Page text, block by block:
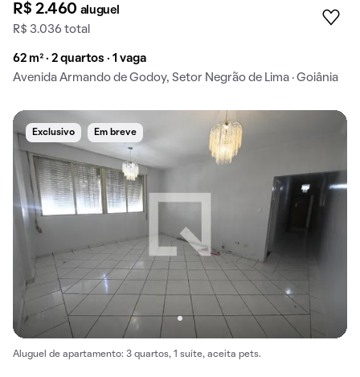
R$ 2.460 aluguel
R$ 3.036 total
62 m² · 2 quartos · 1 vaga
Avenida Armando de Godoy, Setor Negrão de Lima · Goiânia
Exclusivo Em breve
Aluguel de apartamento: 3 quartos, 1 suíte, aceita pets.